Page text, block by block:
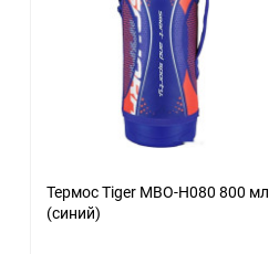
Термос Tiger MBO-H080 800 мл
(синий)